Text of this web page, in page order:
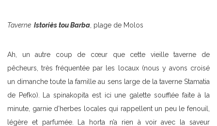
Taverne Istoriès tou Barba , plage de Molos
Ah, un autre coup de cœur que cette vieille taverne de
pêcheurs, très fréquentée par les locaux (nous y avons croisé
un dimanche toute la famille au sens large de la taverne Stamatia
de Pefko). La spinakopita est ici une galette soufflée faite à la
minute, garnie d’herbes locales qui rappellent un peu le fenouil,
légère et parfumée. La horta n’a rien à voir avec la saveur